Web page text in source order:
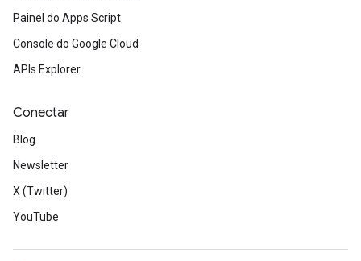
Painel do Apps Script
Console do Google Cloud
APIs Explorer
Conectar
Blog
Newsletter
X (Twitter)
YouTube